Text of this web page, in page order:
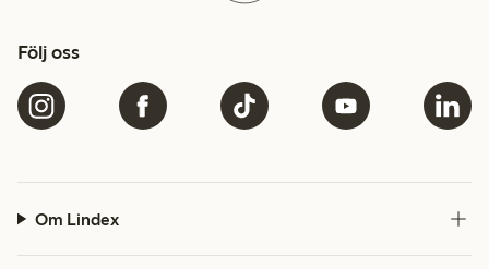
Följ oss
Om Lindex